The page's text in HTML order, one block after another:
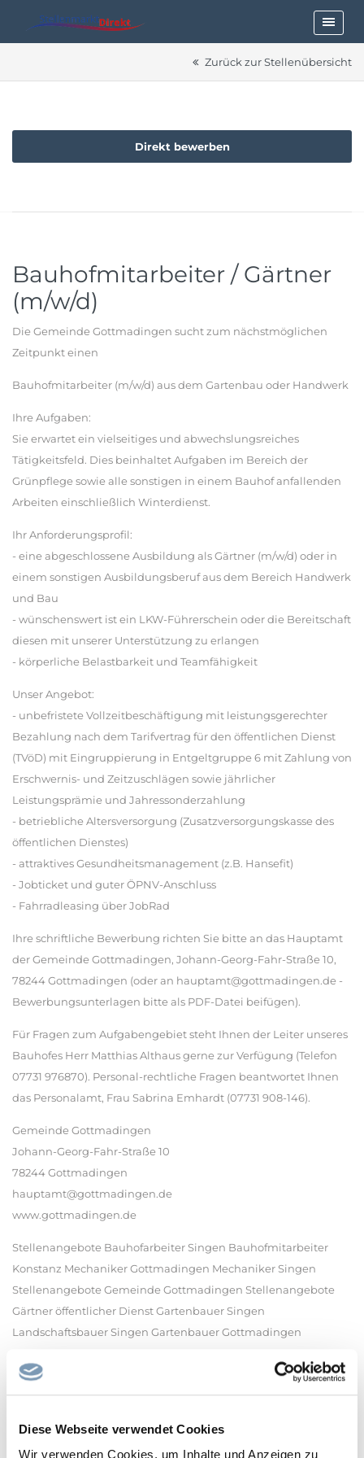
Diese Webseite verwendet Cookies
Wir verwenden Cookies, um Inhalte und Anzeigen zu
Zurück zur Stellenübersicht
Direkt bewerben
Bauhofmitarbeiter / Gärtner
(m/w/d)
Die Gemeinde Gottmadingen sucht zum nächstmöglichen
Zeitpunkt einen
Bauhofmitarbeiter (m/w/d) aus dem Gartenbau oder Handwerk
Ihre Aufgaben:
Sie erwartet ein vielseitiges und abwechslungsreiches
Tätigkeitsfeld. Dies beinhaltet Aufgaben im Bereich der
Grünpflege sowie alle sonstigen in einem Bauhof anfallenden
Arbeiten einschließlich Winterdienst.
Ihr Anforderungsprofil:
- eine abgeschlossene Ausbildung als Gärtner (m/w/d) oder in
einem sonstigen Ausbildungsberuf aus dem Bereich Handwerk
und Bau
- wünschenswert ist ein LKW-Führerschein oder die Bereitschaft
diesen mit unserer Unterstützung zu erlangen
- körperliche Belastbarkeit und Teamfähigkeit
Unser Angebot:
- unbefristete Vollzeitbeschäftigung mit leistungsgerechter
Bezahlung nach dem Tarifvertrag für den öffentlichen Dienst
(TVöD) mit Eingruppierung in Entgeltgruppe 6 mit Zahlung von
Erschwernis- und Zeitzuschlägen sowie jährlicher
Leistungsprämie und Jahressonderzahlung
- betriebliche Altersversorgung (Zusatzversorgungskasse des
öffentlichen Dienstes)
- attraktives Gesundheitsmanagement (z.B. Hansefit)
- Jobticket und guter ÖPNV-Anschluss
- Fahrradleasing über JobRad
Ihre schriftliche Bewerbung richten Sie bitte an das Hauptamt
der Gemeinde Gottmadingen, Johann-Georg-Fahr-Straße 10,
78244 Gottmadingen (oder an hauptamt@gottmadingen.de -
Bewerbungsunterlagen bitte als PDF-Datei beifügen).
Für Fragen zum Aufgabengebiet steht Ihnen der Leiter unseres
Bauhofes Herr Matthias Althaus gerne zur Verfügung (Telefon
07731 976870). Personal-rechtliche Fragen beantwortet Ihnen
das Personalamt, Frau Sabrina Emhardt (07731 908-146).
Gemeinde Gottmadingen
Johann-Georg-Fahr-Straße 10
78244 Gottmadingen
hauptamt@gottmadingen.de
www.gottmadingen.de
Stellenangebote Bauhofarbeiter Singen Bauhofmitarbeiter
Konstanz Mechaniker Gottmadingen Mechaniker Singen
Stellenangebote Gemeinde Gottmadingen Stellenangebote
Gärtner öffentlicher Dienst Gartenbauer Singen
Landschaftsbauer Singen Gartenbauer Gottmadingen